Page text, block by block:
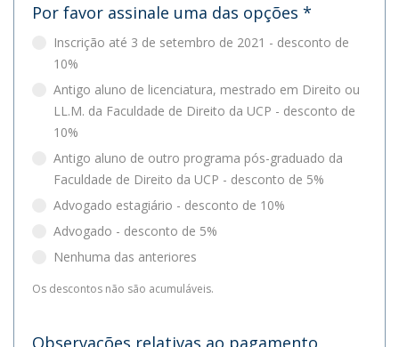
Por favor assinale uma das opções *
Inscrição até 3 de setembro de 2021 - desconto de
10%
Antigo aluno de licenciatura, mestrado em Direito ou
LL.M. da Faculdade de Direito da UCP - desconto de
10%
Antigo aluno de outro programa pós-graduado da
Faculdade de Direito da UCP - desconto de 5%
Advogado estagiário - desconto de 10%
Advogado - desconto de 5%
Nenhuma das anteriores
Os descontos não são acumuláveis.
Observações relativas ao pagamento